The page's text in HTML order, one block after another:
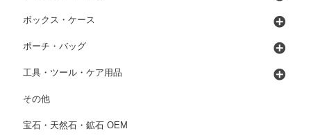
ボックス・ケース
ポーチ・バッグ
工具・ツール・ケア用品
その他
宝石・天然石・鉱石 OEM